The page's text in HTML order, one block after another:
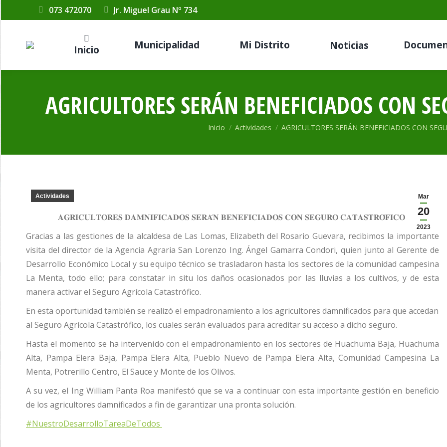
073 472070 Jr. Miguel Grau Nº 734
Inicio Municipalidad Mi Distrito Noticias
AGRICULTORES SERÁN BENEFICIADOS CON
Estás aquí:
Inicio Actividades AGRICULTORES SERÁN BENEFICIADOS CON
Mar
20
2023
Actividades
𝐀𝐆𝐑𝐈𝐂𝐔𝐋𝐓𝐎𝐑𝐄𝐒 𝐃𝐀𝐌𝐍𝐈𝐅𝐈𝐂𝐀𝐃𝐎𝐒 𝐒𝐄𝐑𝐀́𝐍 𝐁𝐄𝐍𝐄𝐅𝐈𝐂𝐈𝐀𝐃𝐎𝐒 𝐂𝐎𝐍 𝐒𝐄𝐆𝐔𝐑𝐎 𝐂𝐀𝐓𝐀𝐒𝐓𝐑𝐎́𝐅𝐈𝐂𝐎
Gracias a las gestiones de la alcaldesa de Las Lomas, Elizabeth del Rosario Guevara, recibimos la importante
visita del director de la Agencia Agraria San Lorenzo Ing. Ángel Gamarra Condori, quien junto al Gerente de
Desarrollo Económico Local y su equipo técnico se trasladaron hasta los sectores de la comunidad campesina
La Menta, todo ello; para constatar in situ los daños ocasionados por las lluvias a los cultivos, y de esta
manera activar el Seguro Agrícola Catastrófico.
En esta oportunidad también se realizó el empadronamiento a los agricultores damnificados para que accedan
al Seguro Agrícola Catastrófico, los cuales serán evaluados para acreditar su acceso a dicho seguro.
Hasta el momento se ha intervenido con el empadronamiento en los sectores de Huachuma Baja, Huachuma
Alta, Pampa Elera Baja, Pampa Elera Alta, Pueblo Nuevo de Pampa Elera Alta, Comunidad Campesina La
Menta, Potrerillo Centro, El Sauce y Monte de los Olivos.
A su vez, el Ing William Panta Roa manifestó que se va a continuar con esta importante gestión en beneficio
de los agricultores damnificados a fin de garantizar una pronta solución.
#NuestroDesarrolloTareaDeTodos